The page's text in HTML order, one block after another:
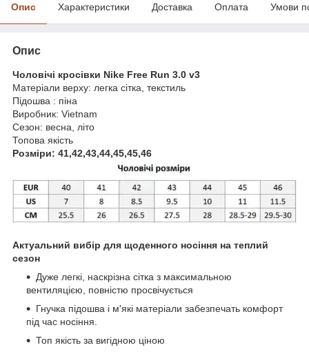
Опис Характеристики Доставка Оплата Умови
Опис
Чоловічі кросівки Nike Free Run 3.0 v3
Матеріали верху: легка сітка, текстиль
Підошва : піна
Виробник: Vietnam
Сезон: весна, літо
Топова якість
Розміри: 41,42,43,44,45,45,46
Актуальний вибір для щоденного носіння на теплий
сезон
Дуже легкі, наскрізна сітка з максимальною
вентиляцією, повністю просвічується
Гнучка підошва і м'які матеріали забезпечать комфорт
під час носіння.
Топ якість за вигідною ціною